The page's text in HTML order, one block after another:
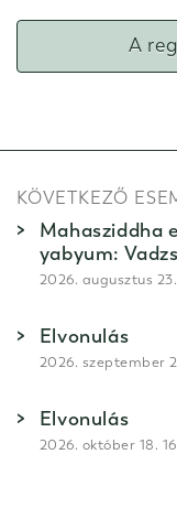
A
KÖVETKEZŐ
Mahasziddha
yabyum:
2026. augusztus
Elvonulás
2026. szeptember
Elvonulás
2026. október 18.